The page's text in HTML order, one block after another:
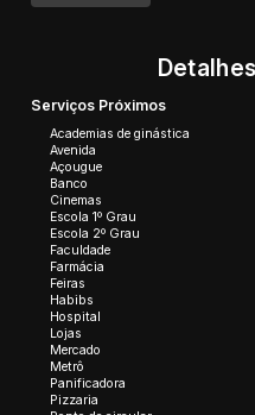
Serviços Próximos
Academias de ginástica
Avenida
Açougue
Banco
Cinemas
Escola 1º Grau
Escola 2º Grau
Faculdade
Farmácia
Feiras
Habibs
Hospital
Lojas
Mercado
Metrô
Panificadora
Pizzaria